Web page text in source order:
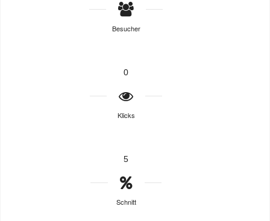
Besucher
0
Klicks
5
Schnitt